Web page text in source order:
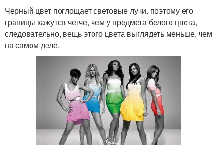
Черный цвет поглощает световые лучи, поэтому его
границы кажутся четче, чем у предмета белого цвета,
следовательно, вещь этого цвета выглядеть меньше, чем
на самом деле.